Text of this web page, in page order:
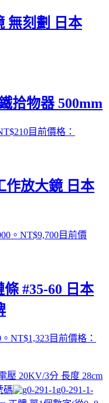
無刻劃 日本
拾物器 500mm
210目前價格：
作放大鏡 日本
。 NT$9,700目前價
#35-60 日本
NT$1,323目前價格：
壓 20KV/3分 長度 28cm
碼
g0-291-1-